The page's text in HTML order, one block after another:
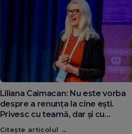
Diana Olar, românca de la Google
care demonstrează că diaspora
poate schimba România
Citește articolul